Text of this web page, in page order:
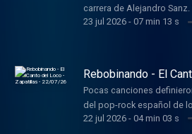
carrera de Alejandro Sanz.
era la canción principal y
23 jul 2026- 07 min 13 s
Rebobinando - El
Zapatillas - 22/07/26
Pocas canciones
del pop-rock español de
Zapatillas, sencillo que
22 jul 2026- 04 min 03 s